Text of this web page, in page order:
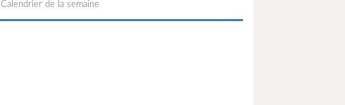
Calendrier de la semaine